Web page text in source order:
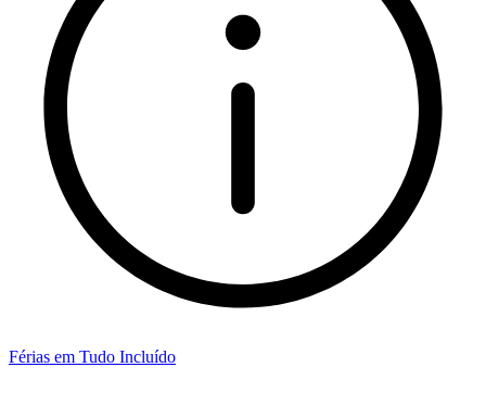
Férias em Tudo Incluído